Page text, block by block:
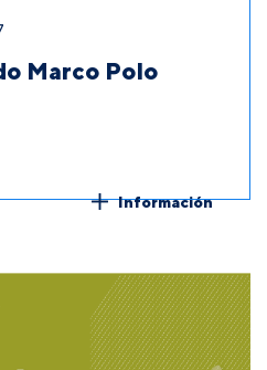
Marco Polo
Información